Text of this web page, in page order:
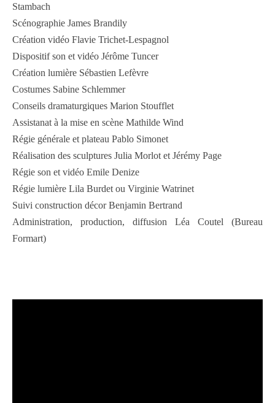
Stambach
Scénographie James Brandily
Création vidéo Flavie Trichet-Lespagnol
Dispositif son et vidéo Jérôme Tuncer
Création lumière Sébastien Lefèvre
Costumes Sabine Schlemmer
Conseils dramaturgiques Marion Stoufflet
Assistanat à la mise en scène Mathilde Wind
Régie générale et plateau Pablo Simonet
Réalisation des sculptures Julia Morlot et Jérémy Page
Régie son et vidéo Emile Denize
Régie lumière Lila Burdet ou Virginie Watrinet
Suivi construction décor Benjamin Bertrand
Administration, production, diffusion Léa Coutel (Bureau
Formart)